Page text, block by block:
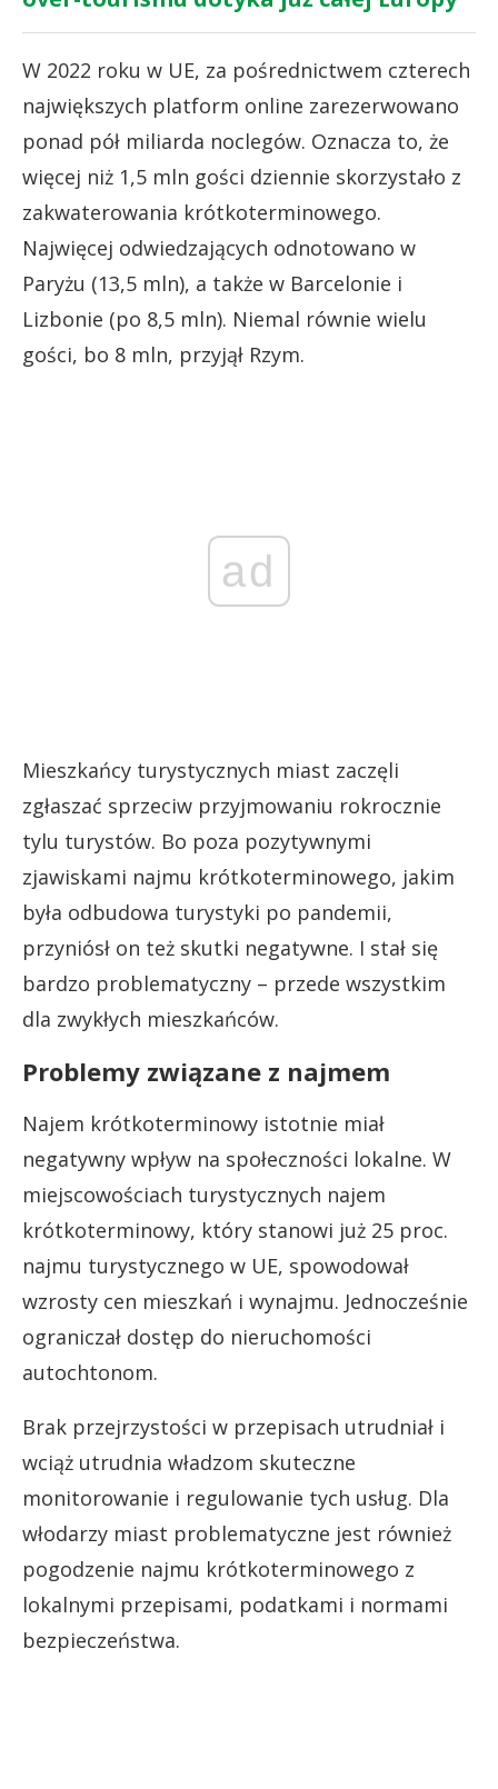
W 2022 roku w UE, za pośrednictwem czterech
największych platform online zarezerwowano
ponad pół miliarda noclegów. Oznacza to, że
więcej niż 1,5 mln gości dziennie skorzystało z
zakwaterowania krótkoterminowego.
Najwięcej odwiedzających odnotowano w
Paryżu (13,5 mln), a także w Barcelonie i
Lizbonie (po 8,5 mln). Niemal równie wielu
gości, bo 8 mln, przyjął Rzym.
ad
Mieszkańcy turystycznych miast zaczęli
zgłaszać sprzeciw przyjmowaniu rokrocznie
tylu turystów. Bo poza pozytywnymi
zjawiskami najmu krótkoterminowego, jakim
była odbudowa turystyki po pandemii,
przyniósł on też skutki negatywne. I stał się
bardzo problematyczny – przede wszystkim
dla zwykłych mieszkańców.
Problemy związane z najmem
Najem krótkoterminowy istotnie miał
negatywny wpływ na społeczności lokalne. W
miejscowościach turystycznych najem
krótkoterminowy, który stanowi już 25 proc.
najmu turystycznego w UE, spowodował
wzrosty cen mieszkań i wynajmu. Jednocześnie
ograniczał dostęp do nieruchomości
autochtonom.
Brak przejrzystości w przepisach utrudniał i
wciąż utrudnia władzom skuteczne
monitorowanie i regulowanie tych usług. Dla
włodarzy miast problematyczne jest również
pogodzenie najmu krótkoterminowego z
lokalnymi przepisami, podatkami i normami
bezpieczeństwa.